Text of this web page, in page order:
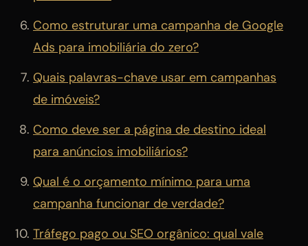
Como estruturar uma campanha de Google
Ads para imobiliária do zero?
Quais palavras-chave usar em campanhas
de imóveis?
Como deve ser a página de destino ideal
para anúncios imobiliários?
Qual é o orçamento mínimo para uma
campanha funcionar de verdade?
Tráfego pago ou SEO orgânico: qual vale